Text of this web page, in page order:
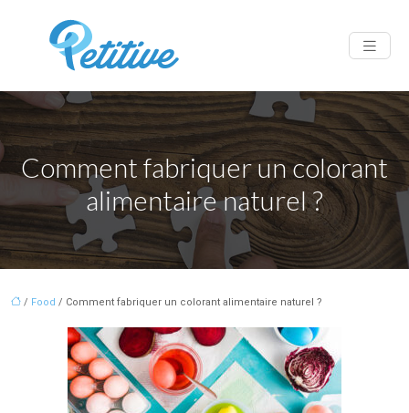
Comment fabriquer un colorant
alimentaire naturel ?
/ Food / Comment fabriquer un colorant alimentaire naturel ?